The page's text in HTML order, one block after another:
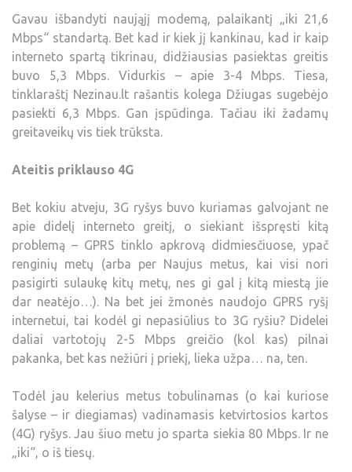
Gavau išbandyti naująjį modemą, palaikantį „iki 21,6
Mbps“ standartą. Bet kad ir kiek jį kankinau, kad ir kaip
interneto spartą tikrinau, didžiausias pasiektas greitis
buvo 5,3 Mbps. Vidurkis – apie 3-4 Mbps. Tiesa,
tinklaraštį Nezinau.lt rašantis kolega Džiugas sugebėjo
pasiekti 6,3 Mbps. Gan įspūdinga. Tačiau iki žadamų
greitaveikų vis tiek trūksta.
Ateitis priklauso 4G
Bet kokiu atveju, 3G ryšys buvo kuriamas galvojant ne
apie didelį interneto greitį, o siekiant išspręsti kitą
problemą – GPRS tinklo apkrovą didmiesčiuose, ypač
renginių metų (arba per Naujus metus, kai visi nori
pasigirti sulaukę kitų metų, nes gi gal į kitą miestą jie
dar neatėjo…). Na bet jei žmonės naudojo GPRS ryšį
internetui, tai kodėl gi nepasiūlius to 3G ryšiu? Didelei
daliai vartotojų 2-5 Mbps greičio (kol kas) pilnai
pakanka, bet kas nežiūri į priekį, lieka užpa… na, ten.
Todėl jau kelerius metus tobulinamas (o kai kuriose
šalyse – ir diegiamas) vadinamasis ketvirtosios kartos
(4G) ryšys. Jau šiuo metu jo sparta siekia 80 Mbps. Ir ne
„iki“, o iš tiesų.